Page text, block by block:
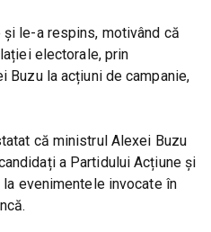
le-a respins, motivând că
electorale, prin
Buzu la acțiuni de campanie,
că ministrul Alexei Buzu
a Partidului Acțiune și
evenimentele invocate în